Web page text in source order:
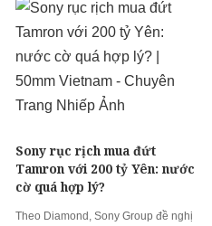
Sony rục rịch mua đứt
Tamron với 200 tỷ Yên: nước
cờ quá hợp lý?
Theo Diamond, Sony Group đề nghị